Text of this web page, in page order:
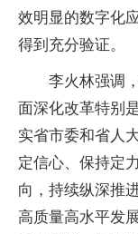
效明显的数字化
得到充分验证。
李火林强调
面深化改革特别
实省市委和省人
定信心、保持定
向，持续纵深推
高质量高水平发